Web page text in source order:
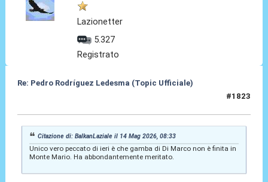
Lazionetter
5.327
Registrato
Re: Pedro Rodríguez Ledesma (Topic Ufficiale)
#1823
Citazione di: BalkanLaziale il 14 Mag 2026, 08:33
Unico vero peccato di ieri è che gamba di Di Marco non è finita in
Monte Mario. Ha abbondantemente meritato.